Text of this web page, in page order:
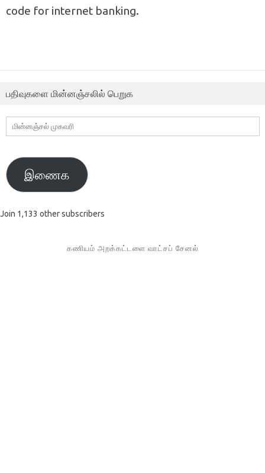
code for internet banking.
பதிவுகளை மின்னஞ்சலில் பெறுக
மின்னஞ்சல்
முகவரி
இணைக
Join 1,133 other subscribers
கணியம் அறக்கட்டளை வாட்சப் சேனல்